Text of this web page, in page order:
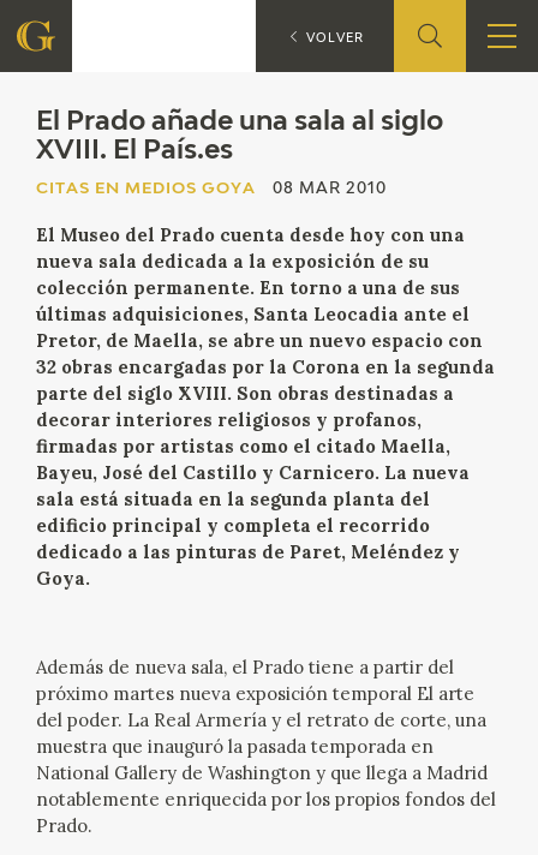
FUNDACIÓN
CENTRO DE INVESTIGACIÓN Y DOCUMENTACIÓN
ACCIÓN CORPORATIVA
CONTACTO
PROGRAMACIÓN
EXPOSICIONES
ACTUALIDAD
SALA DE PRENSA
BLOG CUADERNO ITALIANO
El Prado añade una sala al siglo
XVIII. El País.es
CITAS EN MEDIOS GOYA 08 MAR 2010
El Museo del Prado cuenta desde hoy con una
nueva sala dedicada a la exposición de su
colección permanente. En torno a una de sus
últimas adquisiciones, Santa Leocadia ante el
Pretor, de Maella, se abre un nuevo espacio con
32 obras encargadas por la Corona en la segunda
parte del siglo XVIII. Son obras destinadas a
decorar interiores religiosos y profanos,
firmadas por artistas como el citado Maella,
Bayeu, José del Castillo y Carnicero. La nueva
sala está situada en la segunda planta del
edificio principal y completa el recorrido
dedicado a las pinturas de Paret, Meléndez y
Goya.
Además de nueva sala, el Prado tiene a partir del
próximo martes nueva exposición temporal El arte
del poder. La Real Armería y el retrato de corte, una
muestra que inauguró la pasada temporada en
National Gallery de Washington y que llega a Madrid
notablemente enriquecida por los propios fondos del
Prado.
CITAS EN MEDIOS GOYA
VOLVER